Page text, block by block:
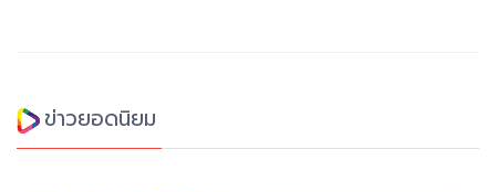
ข่าวยอดนิยม